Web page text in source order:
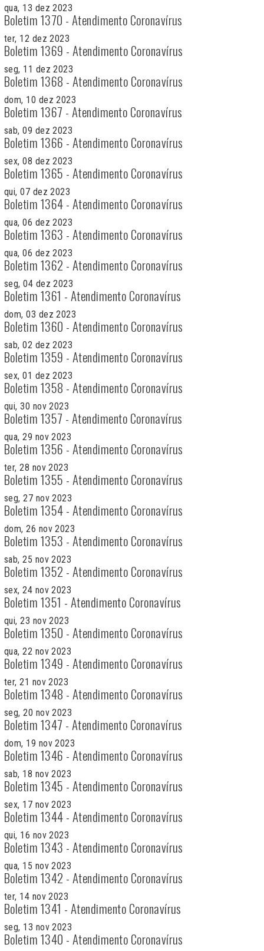
qua, 13 dez 2023
Boletim 1370 - Atendimento Coronavírus
ter, 12 dez 2023
Boletim 1369 - Atendimento Coronavírus
seg, 11 dez 2023
Boletim 1368 - Atendimento Coronavírus
dom, 10 dez 2023
Boletim 1367 - Atendimento Coronavírus
sab, 09 dez 2023
Boletim 1366 - Atendimento Coronavírus
sex, 08 dez 2023
Boletim 1365 - Atendimento Coronavírus
qui, 07 dez 2023
Boletim 1364 - Atendimento Coronavírus
qua, 06 dez 2023
Boletim 1363 - Atendimento Coronavírus
qua, 06 dez 2023
Boletim 1362 - Atendimento Coronavírus
seg, 04 dez 2023
Boletim 1361 - Atendimento Coronavírus
dom, 03 dez 2023
Boletim 1360 - Atendimento Coronavírus
sab, 02 dez 2023
Boletim 1359 - Atendimento Coronavírus
sex, 01 dez 2023
Boletim 1358 - Atendimento Coronavírus
qui, 30 nov 2023
Boletim 1357 - Atendimento Coronavírus
qua, 29 nov 2023
Boletim 1356 - Atendimento Coronavírus
ter, 28 nov 2023
Boletim 1355 - Atendimento Coronavírus
seg, 27 nov 2023
Boletim 1354 - Atendimento Coronavírus
dom, 26 nov 2023
Boletim 1353 - Atendimento Coronavírus
sab, 25 nov 2023
Boletim 1352 - Atendimento Coronavírus
sex, 24 nov 2023
Boletim 1351 - Atendimento Coronavírus
qui, 23 nov 2023
Boletim 1350 - Atendimento Coronavírus
qua, 22 nov 2023
Boletim 1349 - Atendimento Coronavírus
ter, 21 nov 2023
Boletim 1348 - Atendimento Coronavírus
seg, 20 nov 2023
Boletim 1347 - Atendimento Coronavírus
dom, 19 nov 2023
Boletim 1346 - Atendimento Coronavírus
sab, 18 nov 2023
Boletim 1345 - Atendimento Coronavírus
sex, 17 nov 2023
Boletim 1344 - Atendimento Coronavírus
qui, 16 nov 2023
Boletim 1343 - Atendimento Coronavírus
qua, 15 nov 2023
Boletim 1342 - Atendimento Coronavírus
ter, 14 nov 2023
Boletim 1341 - Atendimento Coronavírus
seg, 13 nov 2023
Boletim 1340 - Atendimento Coronavírus